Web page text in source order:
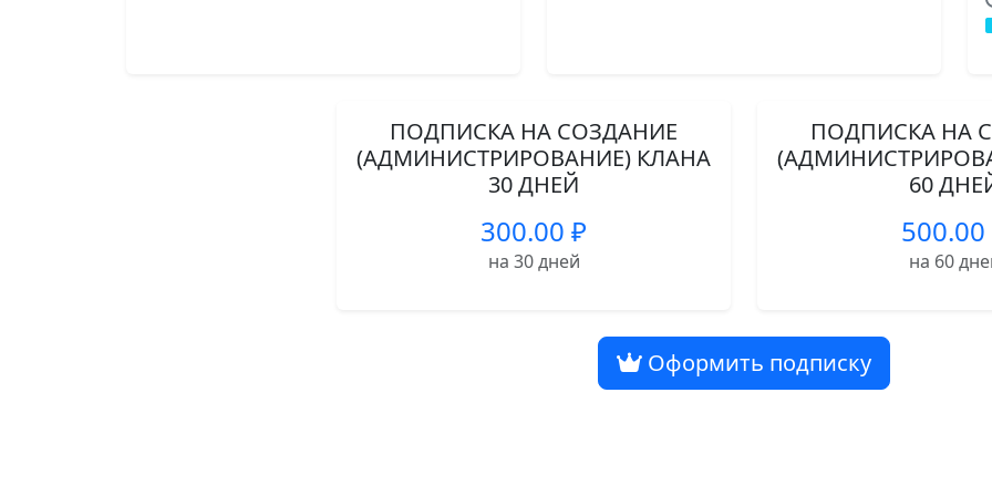
ПОДПИСКА НА СОЗДАНИЕ
(АДМИНИСТРИРОВАНИЕ) КЛАНА
30 ДНЕЙ
300.00 ₽
на 30 дней
ПОДПИСКА НА
60
500.00
на 60
Оформить подписку